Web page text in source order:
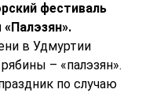
фестиваль
в Удмуртии
– «палэзян».
по случаю